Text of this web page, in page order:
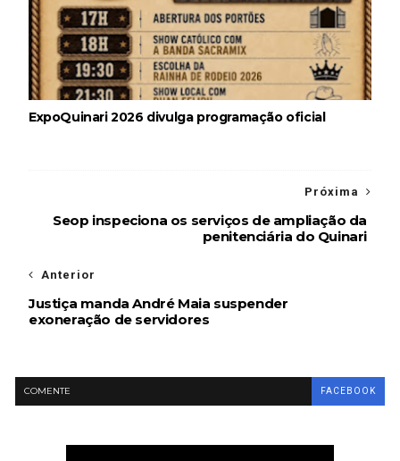
ExpoQuinari 2026 divulga programação oficial
Próxima
Seop inspeciona os serviços de ampliação da
penitenciária do Quinari
Anterior
Justiça manda André Maia suspender
exoneração de servidores
COMENTE FACEBOOK